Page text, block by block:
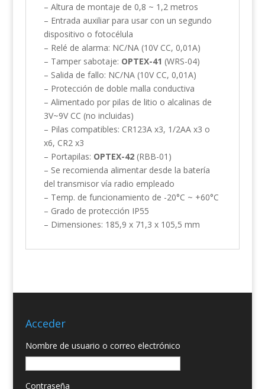
– Altura de montaje de 0,8 ~ 1,2 metros
– Entrada auxiliar para usar con un segundo
dispositivo o fotocélula
– Relé de alarma: NC/NA (10V CC, 0,01A)
– Tamper sabotaje: OPTEX-41 (WRS-04)
– Salida de fallo: NC/NA (10V CC, 0,01A)
– Protección de doble malla conductiva
– Alimentado por pilas de litio o alcalinas de
3V~9V CC (no incluidas)
– Pilas compatibles: CR123A x3, 1/2AA x3 o
x6, CR2 x3
– Portapilas: OPTEX-42(RBB-01)
– Se recomienda alimentar desde la batería
del transmisor vía radio empleado
– Temp. de funcionamiento de -20°C ~ +60°C
– Grado de protección IP55
– Dimensiones: 185,9 x 71,3 x 105,5 mm
Acceder
Nombre de usuario o correo electrónico
Contraseña